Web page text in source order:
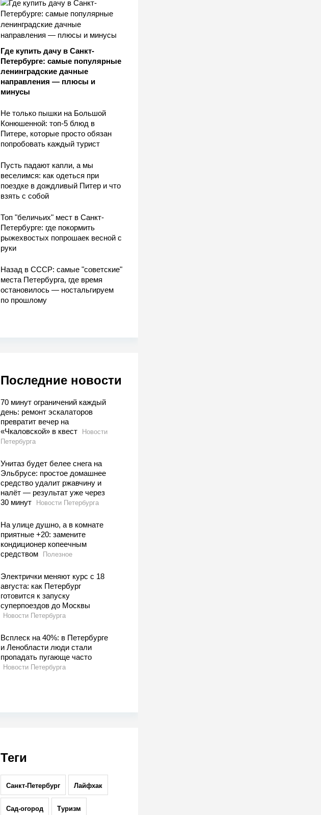
Где купить дачу в Санкт-
Петербурге: самые популярные
ленинградские дачные
направления — плюсы и
минусы
Не только пышки на Большой
Конюшенной: топ-5 блюд в
Питере, которые просто обязан
попробовать каждый турист
Пусть падают капли, а мы
веселимся: как одеться при
поездке в дождливый Питер и что
взять с собой
Топ "беличьих" мест в Санкт-
Петербурге: где покормить
рыжехвостых попрошаек весной с
руки
Назад в СССР: самые "советские"
места Петербурга, где время
остановилось — ностальгируем
по прошлому
Последние новости
70 минут ограничений каждый
день: ремонт эскалаторов
превратит вечер на
«Чкаловской» в квест
Новости
Петербурга
Унитаз будет белее снега на
Эльбрусе: простое домашнее
средство удалит ржавчину и
налёт — результат уже через
30 минут
Новости Петербурга
На улице душно, а в комнате
приятные +20: замените
кондиционер копеечным
средством
Полезное
Электрички меняют курс с 18
августа: как Петербург
готовится к запуску
суперпоездов до Москвы
Новости Петербурга
Всплеск на 40%: в Петербурге
и Ленобласти люди стали
пропадать пугающе часто
Новости Петербурга
Теги
Санкт-Петербург Лайфхак
Сад-огород Туризм